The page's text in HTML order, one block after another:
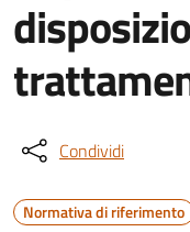
Condividi
Normativa di riferimento